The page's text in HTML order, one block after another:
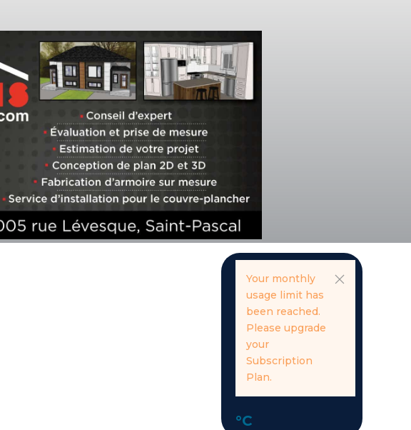
Your monthly
usage limit has
been reached.
Please upgrade
your
Subscription
Plan.
°C